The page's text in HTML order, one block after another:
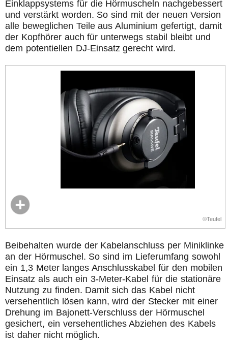
Einklappsystems für die Hörmuscheln nachgebessert
und verstärkt worden. So sind mit der neuen Version
alle beweglichen Teile aus Aluminium gefertigt, damit
der Kopfhörer auch für unterwegs stabil bleibt und
dem potentiellen DJ-Einsatz gerecht wird.
©Teufel
Beibehalten wurde der Kabelanschluss per Miniklinke
an der Hörmuschel. So sind im Lieferumfang sowohl
ein 1,3 Meter langes Anschlusskabel für den mobilen
Einsatz als auch ein 3-Meter-Kabel für die stationäre
Nutzung zu finden. Damit sich das Kabel nicht
versehentlich lösen kann, wird der Stecker mit einer
Drehung im Bajonett-Verschluss der Hörmuschel
gesichert, ein versehentliches Abziehen des Kabels
ist daher nicht möglich.